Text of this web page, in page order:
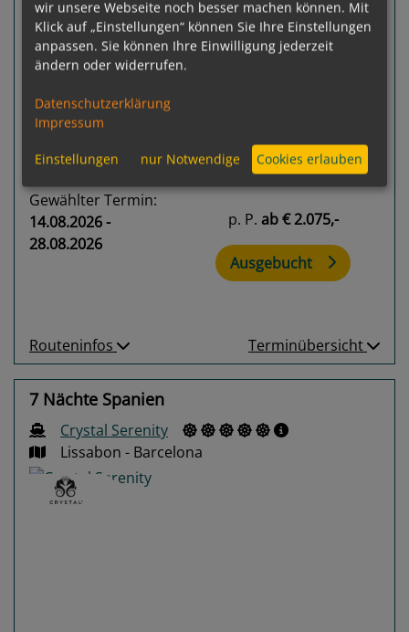
4Termine verfügbar:
14.08.26
05.05.28 30.06.28 28.07.28
Gewählter Termin:
14.08.2026 -
28.08.2026
p. P. ab€ 2.075,-
Ausgebucht
Routeninfos Terminübersicht
7 Nächte Spanien
Crystal Serenity
Lissabon - Barcelona
wir unsere Webseite noch besser machen können. Mit
Klick auf „Einstellungen“ können Sie Ihre Einstellungen
anpassen. Sie können Ihre Einwilligung jederzeit
ändern oder widerrufen.
Datenschutzerklärung
Impressum
Einstellungen nur Notwendige Cookies erlauben